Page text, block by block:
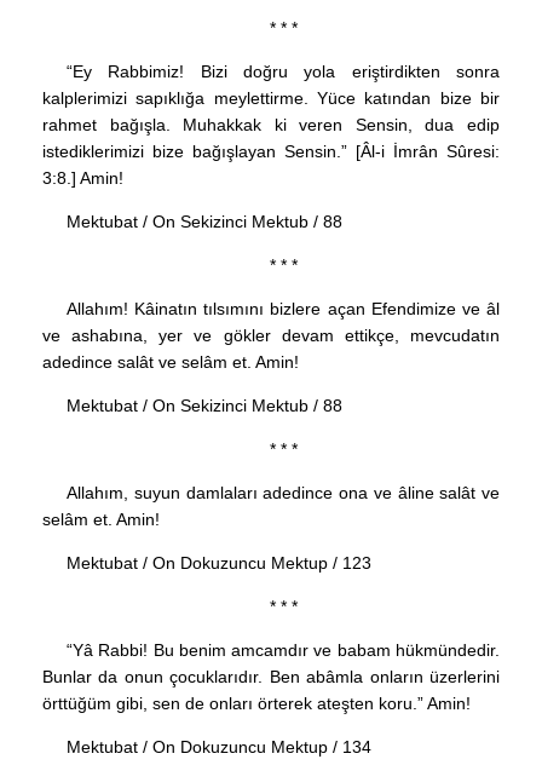
* * *
“Ey Rabbimiz! Bizi doğru yola eriştirdikten sonra
kalplerimizi sapıklığa meylettirme. Yüce katından bize bir
rahmet bağışla. Muhakkak ki veren Sensin, dua edip
istediklerimizi bize bağışlayan Sensin.” [Âl-i İmrân Sûresi:
3:8.] Amin!
Mektubat / On Sekizinci Mektub / 88
* * *
Allahım! Kâinatın tılsımını bizlere açan Efendimize ve âl
ve ashabına, yer ve gökler devam ettikçe, mevcudatın
adedince salât ve selâm et. Amin!
Mektubat / On Sekizinci Mektub / 88
* * *
Allahım, suyun damlaları adedince ona ve âline salât ve
selâm et. Amin!
Mektubat / On Dokuzuncu Mektup / 123
* * *
“Yâ Rabbi! Bu benim amcamdır ve babam hükmündedir.
Bunlar da onun çocuklarıdır. Ben abâmla onların üzerlerini
örttüğüm gibi, sen de onları örterek ateşten koru.” Amin!
Mektubat / On Dokuzuncu Mektup / 134